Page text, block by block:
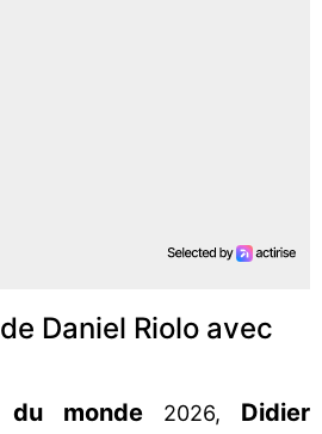
Daniel Riolo avec
du monde2026, Didier